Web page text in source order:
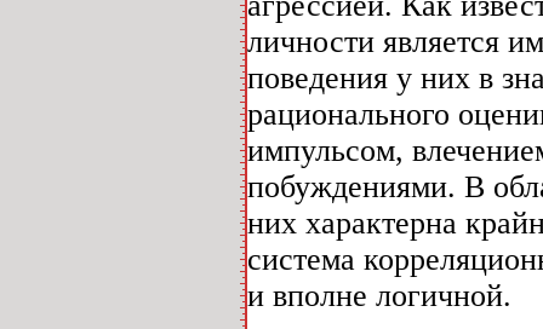
личности является
поведения у них в
рационального
импульсом,
побуждениями. В
них характерна
система
и вполне логичной.